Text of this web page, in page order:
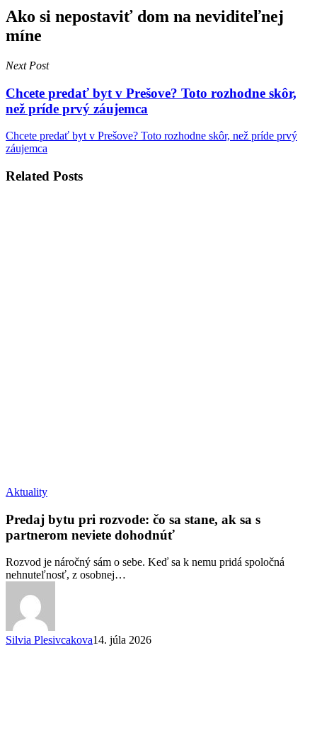
Ako si nepostaviť dom na neviditeľnej
míne
Next Post
Chcete predať byt v Prešove? Toto rozhodne skôr,
než príde prvý záujemca
Chcete predať byt v Prešove? Toto rozhodne skôr, než príde prvý
záujemca
Related Posts
AktualityPredaj
pri
rozvode:
čo
stane,
ak
neviete
dohodnúť
Predaj bytu pri rozvode: čo sa stane, ak sa s
partnerom neviete dohodnúť
Rozvod je náročný sám o sebe. Keď sa k nemu pridá spoločná
nehnuteľnosť, z osobnej…
Silvia Plesivcakova14. júla 2026